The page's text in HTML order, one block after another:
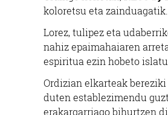
koloretsu eta zainduagatik.
Lorez, tulipez eta
nahiz epaimahaiaren
espiritua ezin hobeto islatu
Ordizian elkarteak
duten establezimendu
erakargarriago bihurtzen